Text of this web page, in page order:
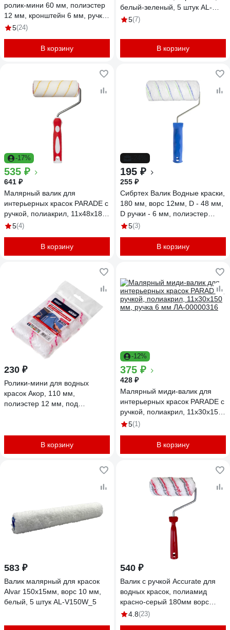
ролик-мини 60 мм, полиэстер
12 мм, кронштейн 6 мм, ручка
двухкомпонентная, Профи 513
5(24)
В корзину
белый-зеленый, 5 штук AL-
V150WG_5
5(7)
В корзину
-17%
535 ₽
641 ₽
Малярный валик для
интерьерных красок PARADE с
ручкой, полиакрил, 11х48х180
мм, ручка 8 мм ЛА-00000310
5(4)
В корзину
195 ₽
255 ₽
Сибртех Валик Водные краски,
180 мм, ворс 12мм, D - 48 мм,
D ручки - 6 мм, полиэстер
80186
5(3)
В корзину
230 ₽
Ролики-мини для водных
красок Акор, 110 мм,
полиэстер 12 мм, под
В корзину
-12%
375 ₽
428 ₽
Малярный миди-валик для
интерьерных красок PARADE с
ручкой, полиакрил, 11х30х150
мм, ручка 6 мм ЛА-00000316
5(1)
В корзину
583 ₽
Валик малярный для красок
Alvar 150х15мм, ворс 10 мм,
белый, 5 штук AL-V150W_5
540 ₽
Валик с ручкой Accurate для
водных красок, полиамид
красно-серый 180мм ворс
18мм d42мм, бюгель 8мм
4.8(23)